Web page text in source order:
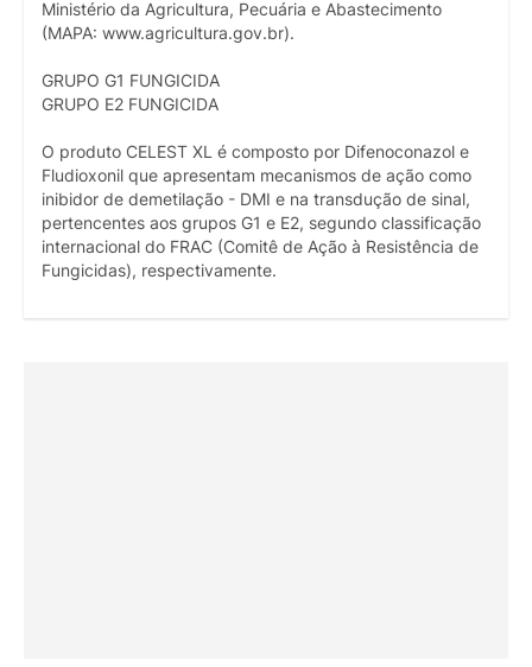
Ministério da Agricultura, Pecuária e Abastecimento
(MAPA: www.agricultura.gov.br).
GRUPO G1 FUNGICIDA
GRUPO E2 FUNGICIDA
O produto CELEST XL é composto por Difenoconazol e
Fludioxonil que apresentam mecanismos de ação como
inibidor de demetilação - DMI e na transdução de sinal,
pertencentes aos grupos G1 e E2, segundo classificação
internacional do FRAC (Comitê de Ação à Resistência de
Fungicidas), respectivamente.